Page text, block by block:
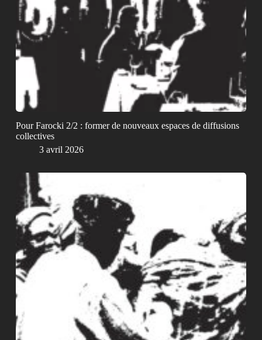
Pour Farocki 2/2 : former de nouveaux espaces de diffusions
collectives
3 avril 2026